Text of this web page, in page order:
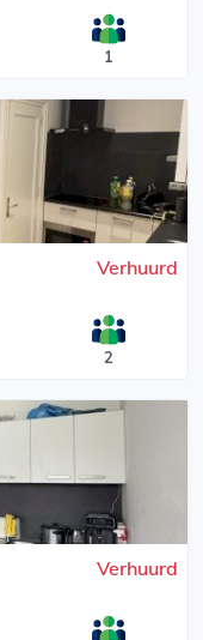
1
Verhuurd
2
Verhuurd